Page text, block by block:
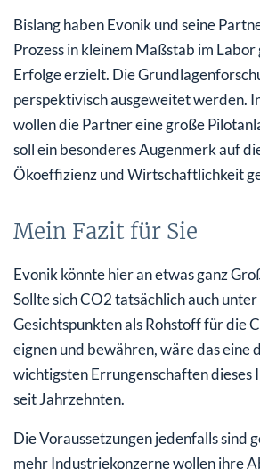
Bislang haben Evonik und seine
Prozess in kleinem Maßstab im
Erfolge erzielt. Die
perspektivisch ausgeweitet werden.
wollen die Partner eine große
soll ein besonderes Augenmerk auf
Ökoeffizienz und Wirtschaftlichkeit
Mein Fazit für Sie
Evonik könnte hier an etwas ganz
Sollte sich CO2 tatsächlich auch
Gesichtspunkten als Rohstoff für die
eignen und bewähren, wäre das eine
wichtigsten Errungenschaften dieses
seit Jahrzehnten.
Die Voraussetzungen jedenfalls sind
mehr Industriekonzerne wollen ihre